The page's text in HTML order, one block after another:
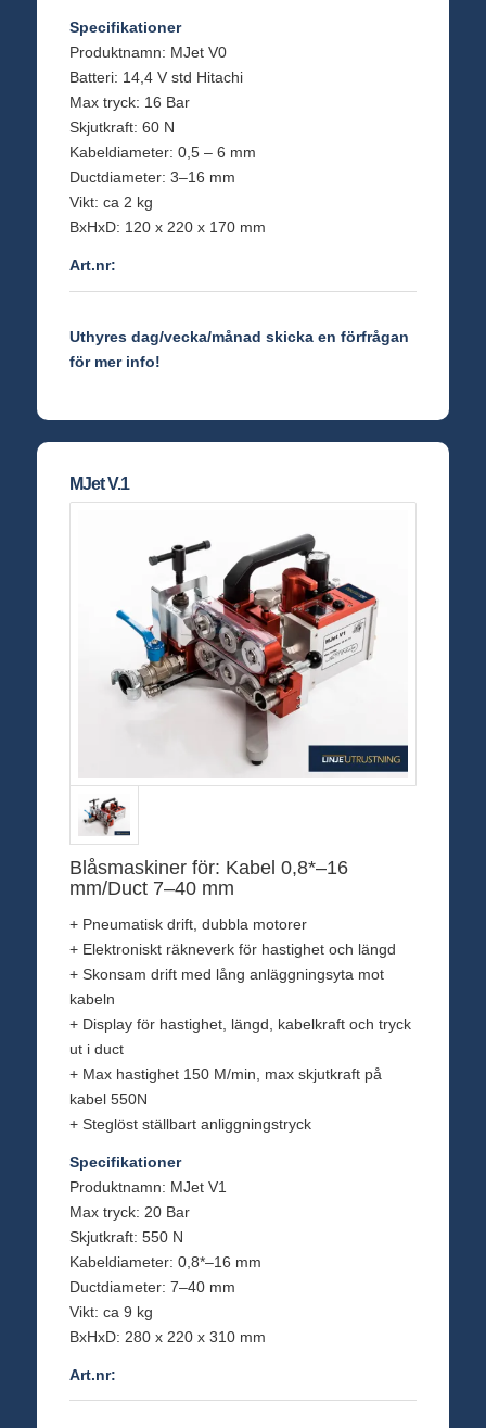
Specifikationer
Produktnamn: MJet V0
Batteri: 14,4 V std Hitachi
Max tryck: 16 Bar
Skjutkraft: 60 N
Kabeldiameter: 0,5 – 6 mm
Ductdiameter: 3–16 mm
Vikt: ca 2 kg
BxHxD: 120 x 220 x 170 mm
Art.nr:
Uthyres dag/vecka/månad skicka en förfrågan
för mer info!
MJet V.1
Blåsmaskiner för: Kabel 0,8*–16
mm/Duct 7–40 mm
+ Pneumatisk drift, dubbla motorer
+ Elektroniskt räkneverk för hastighet och längd
+ Skonsam drift med lång anläggningsyta mot
kabeln
+ Display för hastighet, längd, kabelkraft och tryck
ut i duct
+ Max hastighet 150 M/min, max skjutkraft på
kabel 550N
+ Steglöst ställbart anliggningstryck
Specifikationer
Produktnamn: MJet V1
Max tryck: 20 Bar
Skjutkraft: 550 N
Kabeldiameter: 0,8*–16 mm
Ductdiameter: 7–40 mm
Vikt: ca 9 kg
BxHxD: 280 x 220 x 310 mm
Art.nr: